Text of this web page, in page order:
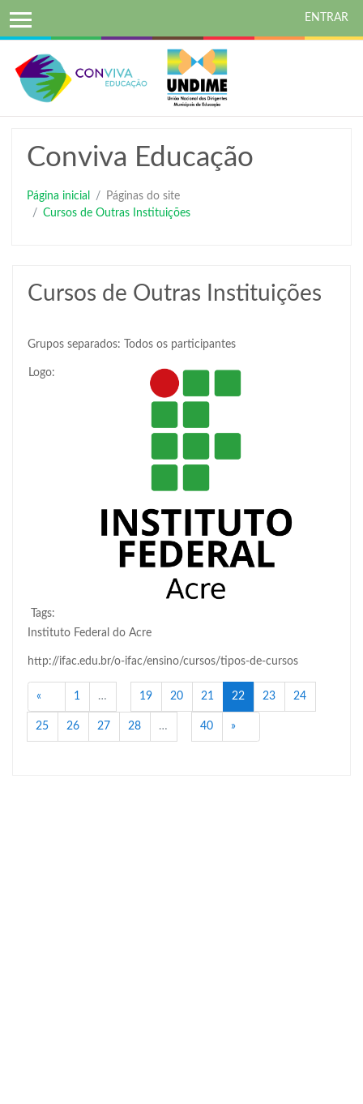
para
conteúdo
principal
ENTRAR
Conviva Educação
Página inicial
Páginas do site
Cursos de Outras Instituições
Cursos de Outras Instituições
Grupos separados: Todos os participantes
Logo:
Tags:
Instituto Federal do Acre
http://ifac.edu.br/o-ifac/ensino/cursos/tipos-de-cursos
« Anterior
1 … 19 20 21 22 (atual)
23 24
25 26 27 28 … 40 »